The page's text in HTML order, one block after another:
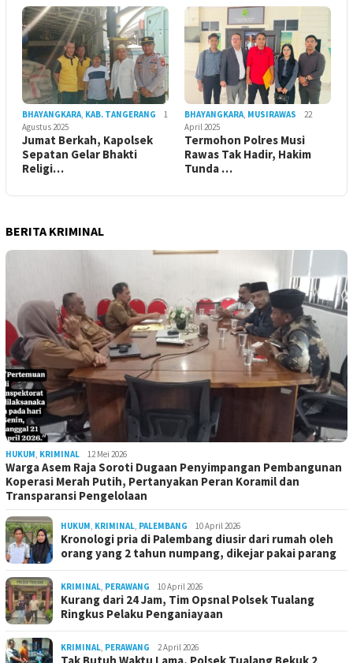
BHAYANGKARA, KAB. TANGERANG
1
Agustus 2025
Jumat Berkah, Kapolsek
Sepatan Gelar Bhakti
Religi…
BHAYANGKARA, MUSIRAWAS
22
April 2025
Termohon Polres Musi
Rawas Tak Hadir, Hakim
Tunda …
BERITA KRIMINAL
HUKUM, KRIMINAL 12 Mei 2026
Warga Asem Raja Soroti Dugaan Penyimpangan Pembangunan
Koperasi Merah Putih, Pertanyakan Peran Koramil dan
Transparansi Pengelolaan
HUKUM, KRIMINAL, PALEMBANG 10 April 2026
Kronologi pria di Palembang diusir dari rumah oleh
orang yang 2 tahun numpang, dikejar pakai parang
KRIMINAL, PERAWANG 10 April 2026
Kurang dari 24 Jam, Tim Opsnal Polsek Tualang
Ringkus Pelaku Penganiayaan
KRIMINAL, PERAWANG 2 April 2026